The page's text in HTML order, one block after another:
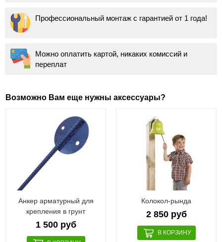
Профессиональный монтаж с гарантией от 1 года!
Можно оплатить картой, никаких комиссий и
переплат
Возможно Вам еще нужны аксессуары?
Анкер арматурный для
крепления в грунт
1 500 руб
Колокол-рында
2 850 руб